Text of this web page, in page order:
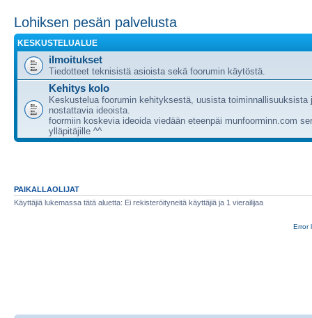
Lohiksen pesän palvelusta
KESKUSTELUALUE
ilmoitukset
Tiedotteet teknisistä asioista sekä foorumin käytöstä.
Kehitys kolo
Keskustelua foorumin kehityksestä, uusista toiminnallisuuksista
nostattavia ideoista.
foormiin koskevia ideoida viedään eteenpäi munfoorminn.com
ylläpitäjille ^^
PAIKALLAOLIJAT
Käyttäjiä lukemassa tätä aluetta: Ei rekisteröityneitä käyttäjiä ja 1 vierailijaa
Error